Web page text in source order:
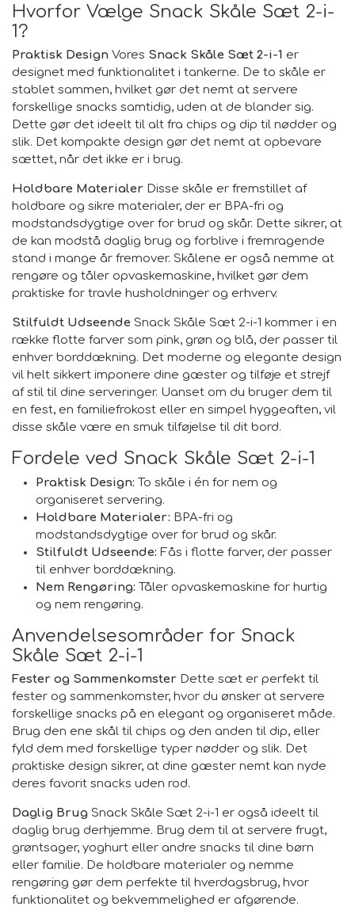
Hvorfor Vælge Snack Skåle Sæt 2-i-
1?
Praktisk Design Vores Snack Skåle Sæt 2-i-1 er
designet med funktionalitet i tankerne. De to skåle er
stablet sammen, hvilket gør det nemt at servere
forskellige snacks samtidig, uden at de blander sig.
Dette gør det ideelt til alt fra chips og dip til nødder og
slik. Det kompakte design gør det nemt at opbevare
sættet, når det ikke er i brug.
Holdbare Materialer Disse skåle er fremstillet af
holdbare og sikre materialer, der er BPA-fri og
modstandsdygtige over for brud og skår. Dette sikrer, at
de kan modstå daglig brug og forblive i fremragende
stand i mange år fremover. Skålene er også nemme at
rengøre og tåler opvaskemaskine, hvilket gør dem
praktiske for travle husholdninger og erhverv.
Stilfuldt Udseende Snack Skåle Sæt 2-i-1 kommer i en
række flotte farver som pink, grøn og blå, der passer til
enhver borddækning. Det moderne og elegante design
vil helt sikkert imponere dine gæster og tilføje et strejf
af stil til dine serveringer. Uanset om du bruger dem til
en fest, en familiefrokost eller en simpel hyggeaften, vil
disse skåle være en smuk tilføjelse til dit bord.
Fordele ved Snack Skåle Sæt 2-i-1
Praktisk Design: To skåle i én for nem og
organiseret servering.
Holdbare Materialer: BPA-fri og
modstandsdygtige over for brud og skår.
Stilfuldt Udseende: Fås i flotte farver, der passer
til enhver borddækning.
Nem Rengøring: Tåler opvaskemaskine for hurtig
og nem rengøring.
Anvendelsesområder for Snack
Skåle Sæt 2-i-1
Fester og Sammenkomster Dette sæt er perfekt til
fester og sammenkomster, hvor du ønsker at servere
forskellige snacks på en elegant og organiseret måde.
Brug den ene skål til chips og den anden til dip, eller
fyld dem med forskellige typer nødder og slik. Det
praktiske design sikrer, at dine gæster nemt kan nyde
deres favorit snacks uden rod.
Daglig Brug Snack Skåle Sæt 2-i-1 er også ideelt til
daglig brug derhjemme. Brug dem til at servere frugt,
grøntsager, yoghurt eller andre snacks til dine børn
eller familie. De holdbare materialer og nemme
rengøring gør dem perfekte til hverdagsbrug, hvor
funktionalitet og bekvemmelighed er afgørende.